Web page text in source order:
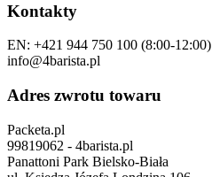
Kontakty
EN: +421 944 750 100 (8:00-12:00)
info@4barista.pl
Adres zwrotu towaru
Packeta.pl
99819062 - 4barista.pl
Panattoni Park Bielsko-Biała